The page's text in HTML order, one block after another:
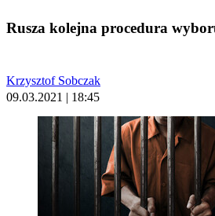
Rusza kolejna procedura
Krzysztof Sobczak
09.03.2021 | 18:45